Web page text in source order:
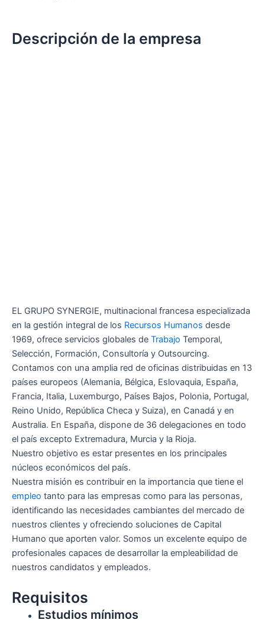
Descripción de la empresa
EL GRUPO SYNERGIE, multinacional francesa especializada
en la gestión integral de los Recursos Humanos desde
1969, ofrece servicios globales de Trabajo Temporal,
Selección, Formación, Consultoría y Outsourcing.
Contamos con una amplia red de oficinas distribuidas en 13
países europeos (Alemania, Bélgica, Eslovaquia, España,
Francia, Italia, Luxemburgo, Países Bajos, Polonia, Portugal,
Reino Unido, República Checa y Suiza), en Canadá y en
Australia. En España, dispone de 36 delegaciones en todo
el país excepto Extremadura, Murcia y la Rioja.
Nuestro objetivo es estar presentes en los principales
núcleos económicos del país.
Nuestra misión es contribuir en la importancia que tiene el
empleo tanto para las empresas como para las personas,
identificando las necesidades cambiantes del mercado de
nuestros clientes y ofreciendo soluciones de Capital
Humano que aporten valor. Somos un excelente equipo de
profesionales capaces de desarrollar la empleabilidad de
nuestros candidatos y empleados.
Requisitos
Estudios mínimos